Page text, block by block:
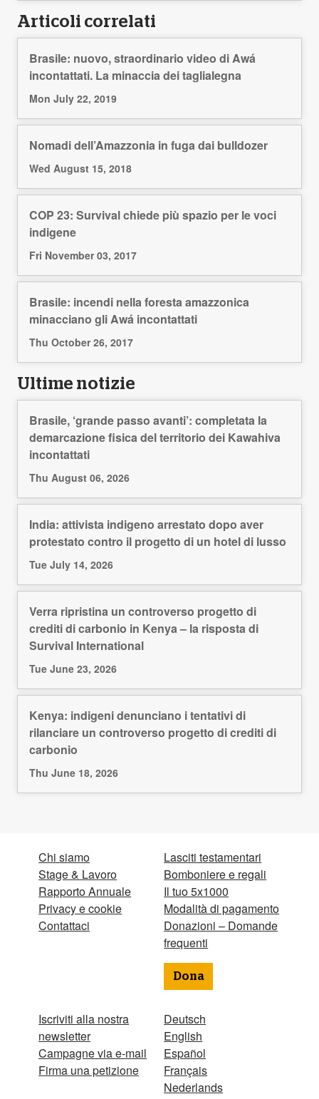
Articoli correlati
Brasile: nuovo, straordinario video di Awá
incontattati. La minaccia dei taglialegna
Mon July 22, 2019
Nomadi dell’Amazzonia in fuga dai bulldozer
Wed August 15, 2018
COP 23: Survival chiede più spazio per le voci
indigene
Fri November 03, 2017
Brasile: incendi nella foresta amazzonica
minacciano gli Awá incontattati
Thu October 26, 2017
Ultime notizie
Brasile, ‘grande passo avanti’: completata la
demarcazione fisica del territorio dei Kawahiva
incontattati
Thu August 06, 2026
India: attivista indigeno arrestato dopo aver
protestato contro il progetto di un hotel di lusso
Tue July 14, 2026
Verra ripristina un controverso progetto di
crediti di carbonio in Kenya – la risposta di
Survival International
Tue June 23, 2026
Kenya: indigeni denunciano i tentativi di
rilanciare un controverso progetto di crediti di
carbonio
Thu June 18, 2026
Chi siamo
Stage & Lavoro
Rapporto Annuale
Privacy e cookie
Contattaci
Iscriviti alla nostra
newsletter
Campagne via e-mail
Firma una petizione
Lasciti testamentari
Bomboniere e regali
Il tuo 5x1000
Modalità di pagamento
Donazioni – Domande
frequenti
Dona
Deutsch
English
Español
Français
Nederlands